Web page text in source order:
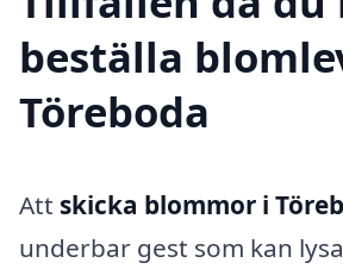
beställa
Töreboda
Att skicka blommor i
underbar gest som kan